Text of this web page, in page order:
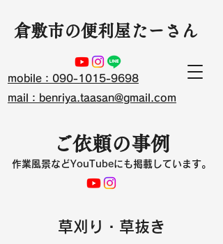
​倉敷市の便利屋たーさん
mobile：090-1015-9698
mail：benriya.taasan@gmail.com
ご依頼の事例
​作業風景などYouTubeにも掲載しています。
​草刈り・草抜き